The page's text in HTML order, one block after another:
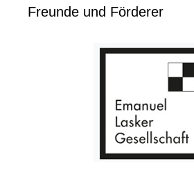
Freunde und Förderer